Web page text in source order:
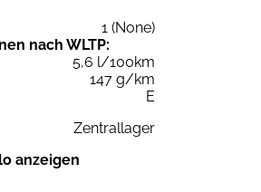
1 (None)
nach WLTP:
5,6 l/100km
147 g/km
E
Zentrallager
anzeigen